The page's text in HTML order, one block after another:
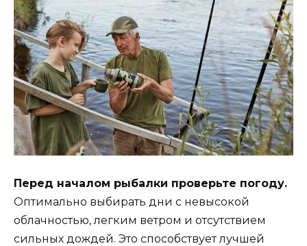
Перед началом рыбалки проверьте погоду.
Оптимально выбирать дни с невысокой
облачностью, легким ветром и отсутствием
сильных дождей. Это способствует лучшей